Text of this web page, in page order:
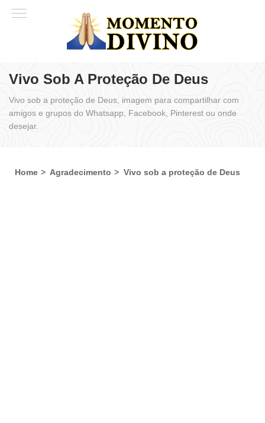
Vivo Sob A Proteção De Deus
Vivo sob a proteção de Deus, imagem para compartilhar com
amigos e grupos do Whatsapp, Facebook, Pinterest ou onde
desejar.
Home Agradecimento Vivo sob a proteção de Deus